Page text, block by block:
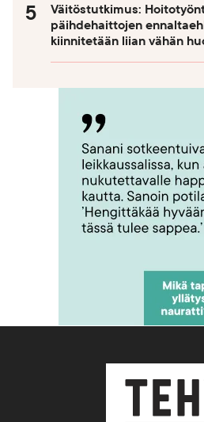
Väitöstutkimus:
päihdehaittojen
kiinnitetään liian vähän